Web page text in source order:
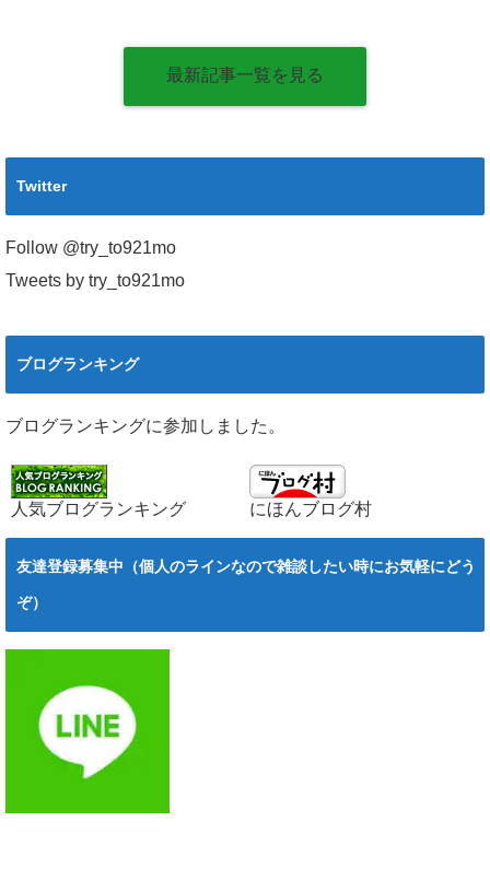
最新記事一覧を見る
Twitter
Follow @try_to921mo
Tweets by try_to921mo
ブログランキング
ブログランキングに参加しました。
人気ブログランキング にほんブログ村
友達登録募集中（個人のラインなので雑談したい時にお気軽にどう
ぞ）